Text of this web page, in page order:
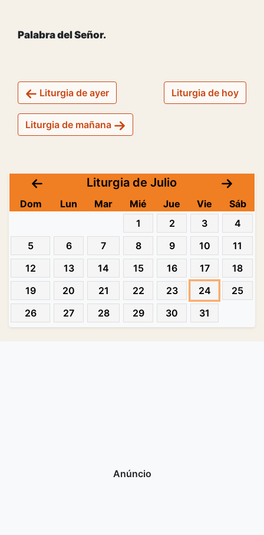
Palabra del Señor.
Liturgia de ayer Liturgia de hoy
Liturgia de mañana
Liturgia de Julio
Dom Lun Mar Mié Jue Vie
Sáb
1
2 3
4
5
6 7 8 9 10
11
12
13 14 15 16 17
18
19
20 21 22 23 24
25
26
27 28 29 30 31